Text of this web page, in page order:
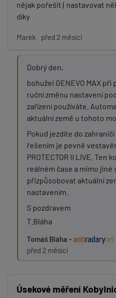
nějak pořešit ( nastavovat
díky
Marek před 2 měsíci
Dobrý den,
bohužel GENEVO MAX
ruční změnu nastavení
zařízení používáte.
aktuální země u tohoto
Pokud jezdíte do
řešením je pevně
PROTECTOR II LIVE. Ten
reálném čase a mimo
přizpůsobovat aktuální
nastavením.
S pozdravem
T.Bláha
Tomáš Bláha -
před 2 měsíci
Úsekové měření